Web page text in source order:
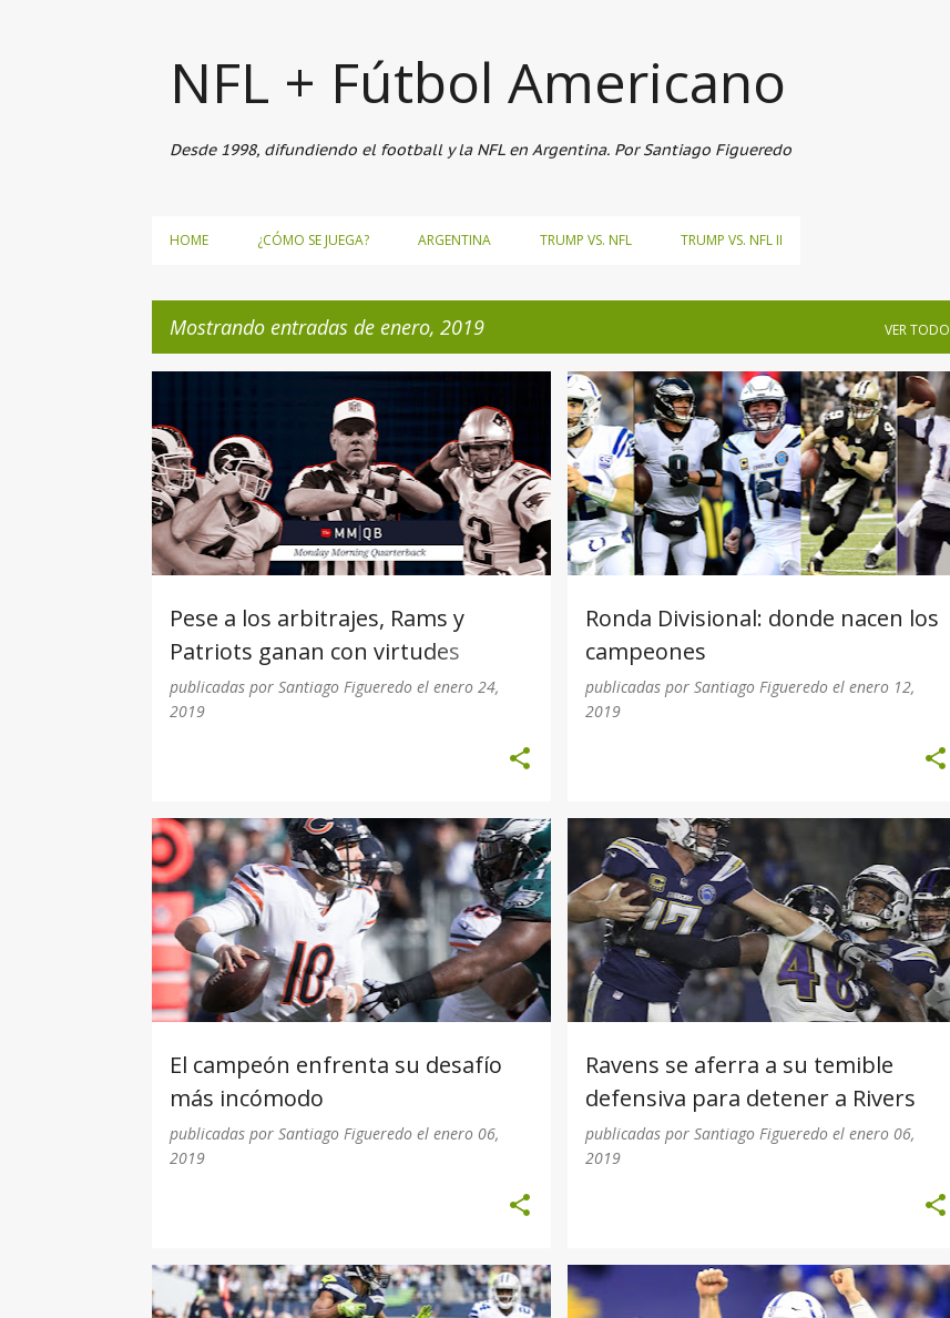
NFL + Fútbol Americano
Desde 1998, difundiendo el football y la NFL en Argentina. Por Santiago Figueredo
HOME ¿CÓMO SE JUEGA? ARGENTINA TRUMP VS. NFL TRUMP VS. NFL II
Mostrando entradas de enero, 2019 VER TODO
n
t
r
a
Pese a los arbitrajes, Rams y
Patriots ganan con virtudes
propias
publicadas por Santiago Figueredo el enero 24,
2019
FINALES DE CONFERENCIA +
Ronda Divisional: donde nacen los
campeones
publicadas por Santiago Figueredo el enero 12,
2019
2019 JUEGOS DIVISIONALES NFL
PLAYOFF
+
RONDA DIVISIONAL
El campeón enfrenta su desafío
más incómodo
publicadas por Santiago Figueredo el enero 06,
2019
2019 CHICAGO BEARS
PHILADELPHIA EAGLES
PLAYOFF
+
WILD CARD
Ravens se aferra a su temible
defensiva para detener a Rivers
publicadas por Santiago Figueredo el enero 06,
2019
2019
BALTIMORE RAVENS
LOS ANGELES CHARGERS
PLAYOFF
+
WILD CARD
2019 DALLAS COWBOYS
PLAYOFF
2019
HOUSTON TEXANS